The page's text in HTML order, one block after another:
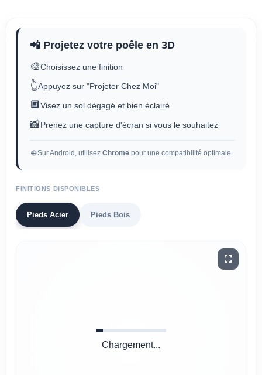
📲 Projetez votre poêle en 3D
🎨Choisissez une finition
👆Appuyez sur "Projeter Chez Moi"
🔲Visez un sol dégagé et bien éclairé
📸Prenez une capture d'écran si vous le souhaitez
🌐 Sur Android, utilisez Chrome pour une compatibilité optimale.
FINITIONS DISPONIBLES
Pieds Acier Pieds Bois
Chargement...